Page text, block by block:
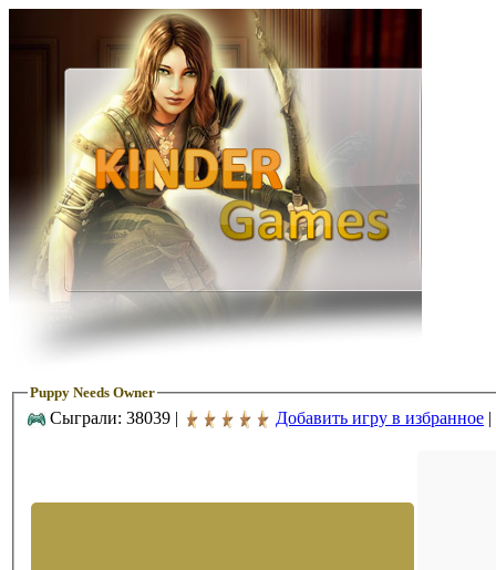
Puppy Needs Owner
Сыграли: 38039 | Добавить игру в избранное |